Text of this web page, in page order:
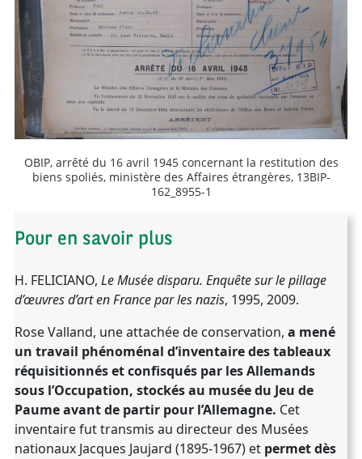
OBIP, arrêté du 16 avril 1945 concernant la restitution des
biens spoliés, ministère des Affaires étrangères, 13BIP-
162_8955-1
Pour en savoir plus
H. FELICIANO, Le Musée disparu. Enquête sur le pillage
d’œuvres d’art en France par les nazis, 1995, 2009.
Rose Valland, une attachée de conservation, a mené
un travail phénoménal d’inventaire des tableaux
réquisitionnés et confisqués par les Allemands
sous l’Occupation, stockés au musée du Jeu de
Paume avant de partir pour l’Allemagne. Cet
inventaire fut transmis au directeur des Musées
nationaux Jacques Jaujard (1895-1967) et permet dès